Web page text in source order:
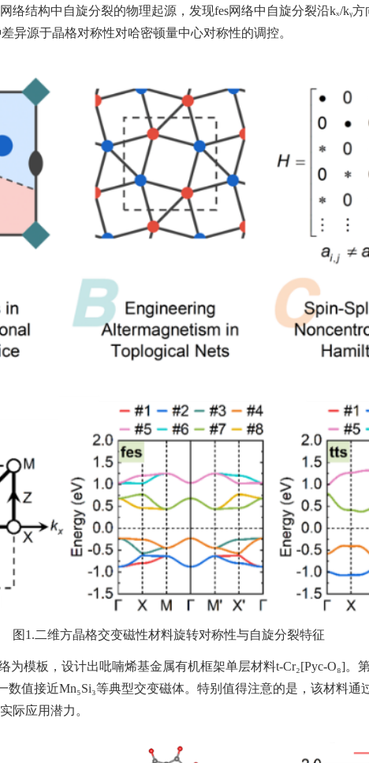
络结构中自旋分裂的物理起源，发现fes网络中自旋分裂沿kₓ/kᵧ方
异源于晶格对称性对哈密顿量中心对称性的调控。
图 1.二维方晶格交变磁性材料旋转对称性与自旋分裂特征
为模板，设计出吡喃烯基金属有机框架单层材料t-Cr₂[Pyc-O₈]。
数值接近Mn₅Si₃等典型交变磁体。特别值得注意的是，该材料通
际应用潜力。